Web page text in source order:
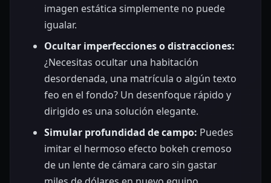
imagen estática simplemente no puede
igualar.
Ocultar imperfecciones o distracciones:
¿Necesitas ocultar una habitación
desordenada, una matrícula o algún texto
feo en el fondo? Un desenfoque rápido y
dirigido es una solución elegante.
Simular profundidad de campo: Puedes
imitar el hermoso efecto bokeh cremoso
de un lente de cámara caro sin gastar